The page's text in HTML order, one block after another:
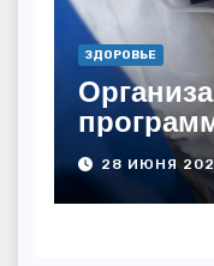
ЗДОРОВЬЕ
дому
28 ИЮНЯ